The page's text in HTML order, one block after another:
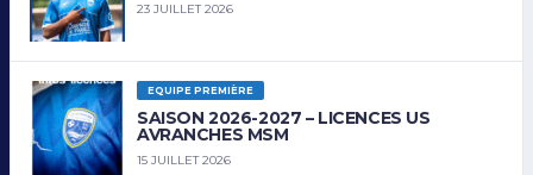
23 JUILLET 2026
EQUIPE PREMIÈRE
SAISON 2026-2027 – LICENCES US
AVRANCHES MSM
15 JUILLET 2026